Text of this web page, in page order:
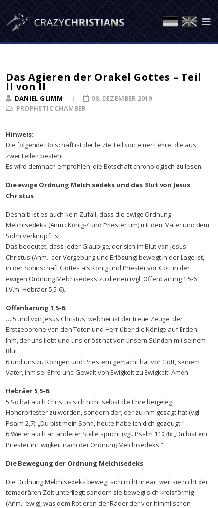
Das Agieren der Orakel Gottes – Teil
II von II
DANIEL GLIMM
PROPHETIC CHAMBER
08. DEZEMBER 2019
Hinweis:
Die folgende Botschaft ist der letzte Teil von einer Lehre, die aus
zwei Teilen besteht.
Es wird demnach empfohlen, die Botschaft chronologisch zu lesen.
Die ewige Ordnung Melchisedeks und das Blut von Jesus
Christus
Deshalb ist es auch kein Zufall, dass die ewige Ordnung
Melchisedeks (Anm.: König-/ und Priestertum) mit dem Vater und dem
Sohn verknüpft ist.
Das bedeutet, dass jeder Gläubige, der sich im Blut von Jesus
Christus (Anm.: der Vergebung und Erlösung) bewegt in der Lage ist,
in der Sohnschaft Gottes als König und Priester vor Gott in der
ewigen Ordnung Melchisedeks zu dienen (vgl. Offenbarung 1,5-6
i.V.m. Hebräer 5,5-6).
Offenbarung 1,5-6:
… 5 und von Jesus Christus, welcher ist der treue Zeuge, der
Erstgeborene von den Toten und Herr über die Könige auf Erden!
Ihm, der uns liebt und uns erlöst hat von unsern Sünden mit seinem
Blut
6 und uns zu Königen und Priestern gemacht hat vor Gott, seinem
Vater, ihm sei Ehre und Gewalt von Ewigkeit zu Ewigkeit! Amen.
Hebräer 5,5-6:
5 So hat auch Christus sich nicht selbst die Ehre beigelegt,
Hoherpriester zu werden, sondern der, der zu ihm gesagt hat (vgl.
Psalm 2,7): „Du bist mein Sohn, heute habe ich dich gezeugt.“
6 Wie er auch an anderer Stelle spricht (vgl. Psalm 110,4): „Du bist ein
Priester in Ewigkeit nach der Ordnung Melchisedeks.“
Die Bewegung der Ordnung Melchisedeks
Die Ordnung Melchisedeks bewegt sich nicht linear, weil sie nicht der
temporären Zeit unterliegt; sondern sie bewegt sich kreisförmig
(Anm.: ewig), was dem Rotieren der Räder der vier himmlischen